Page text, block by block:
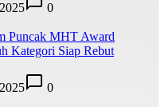
0
Puncak MHT Award
Kategori Siap Rebut
0